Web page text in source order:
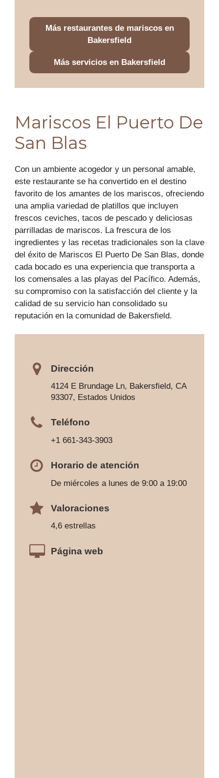
Más restaurantes de mariscos en
Bakersfield
Más servicios en Bakersfield
Mariscos El Puerto De
San Blas
Con un ambiente acogedor y un personal amable,
este restaurante se ha convertido en el destino
favorito de los amantes de los mariscos, ofreciendo
una amplia variedad de platillos que incluyen
frescos ceviches, tacos de pescado y deliciosas
parrilladas de mariscos. La frescura de los
ingredientes y las recetas tradicionales son la clave
del éxito de Mariscos El Puerto De San Blas, donde
cada bocado es una experiencia que transporta a
los comensales a las playas del Pacífico. Además,
su compromiso con la satisfacción del cliente y la
calidad de su servicio han consolidado su
reputación en la comunidad de Bakersfield.
Dirección
4124 E Brundage Ln, Bakersfield, CA
93307, Estados Unidos
Teléfono
+1 661-343-3903
Horario de atención
De miércoles a lunes de 9:00 a 19:00
Valoraciones
4,6 estrellas
Página web